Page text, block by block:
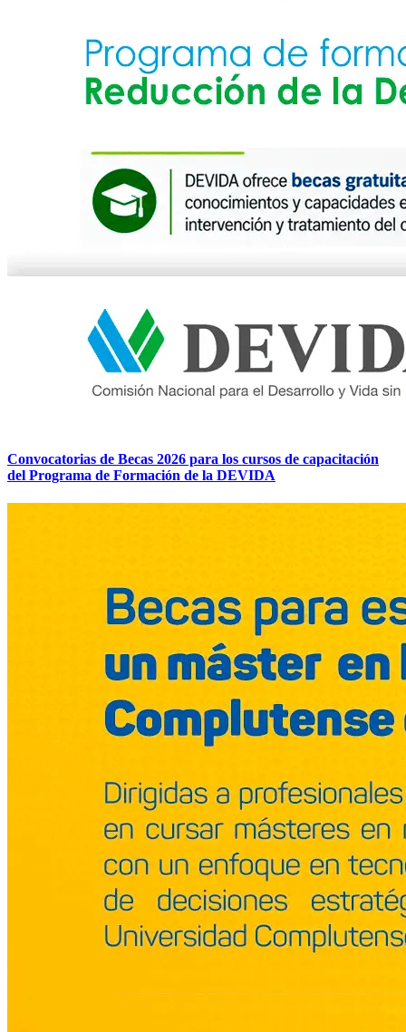
Convocatorias de Becas 2026 para los cursos de capacitación
del Programa de Formación de la DEVIDA